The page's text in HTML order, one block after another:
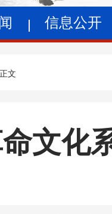
信息公开
文
命文化